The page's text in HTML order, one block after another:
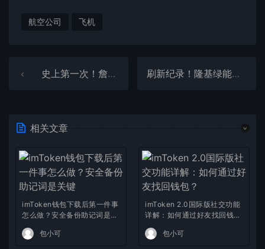
航空公司 飞机
史上第一次！詹姆斯韦布望远镜直接拍到了两颗系外行星 刷新纪录！隆基绿能商用尺寸叠层电池转化效率达33%
相关文章
imToken钱包下载后第一件事
怎么做？安全备份助记词是关
键
包小可
imToken 2.0国际版社交功能
详解：如何通过好友找回钱
包？
包小可